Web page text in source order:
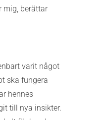
mig, berättar
varit något
ska fungera
hennes
till nya insikter.